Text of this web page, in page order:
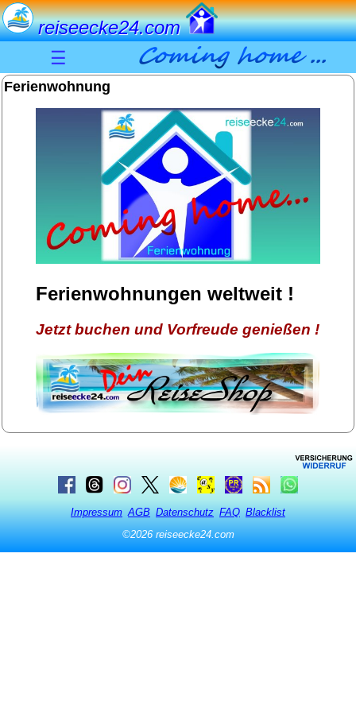
reiseecke24.com
☰
Ferienwohnung
Ferienwohnungen weltweit !
Jetzt buchen und Vorfreude genießen !
Impressum AGB Datenschutz FAQ Blacklist